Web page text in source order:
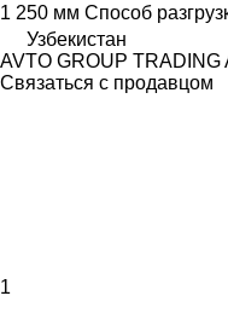
1 250 мм Способ
Узбекистан
AVTO GROUP TRADING
Связаться с продавцом
1